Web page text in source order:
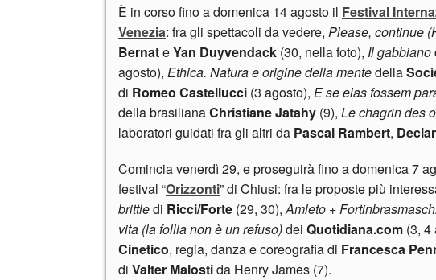
È in corso fino a domenica 14 agosto il Festival
Venezia: fra gli spettacoli da vedere, Please, continue
BernateYan Duyvendack (30, nella foto), Il gabbiano
agosto), Ethica. Natura e origine della mentedella
di Romeo Castellucci (3 agosto), E se elas fossem
della brasilianaChristiane Jatahy (9), Le chagrin des
laboratori guidati fra gli altri da Pascal Rambert,
Comincia venerdì 29, e proseguirà fino a domenica 7
festival “Orizzonti” di Chiusi: fra le proposte più
brittledi Ricci/Forte (29, 30),Amleto +
vita (la follia non è un refuso)dei Quotidiana.com (3, 4
Cinetico, regia, danza e coreografia di Francesca
di Valter Malostida Henry James (7).